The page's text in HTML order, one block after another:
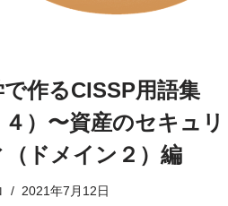
作るCISSP用語集
４）〜資産のセキュリ
（ドメイン２）編
2021年7月12日